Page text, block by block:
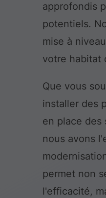
approfondis
potentiels.
mise à
votre habitat
Que vous
installer des
en place des
nous avons
permet non
l'efficacité,